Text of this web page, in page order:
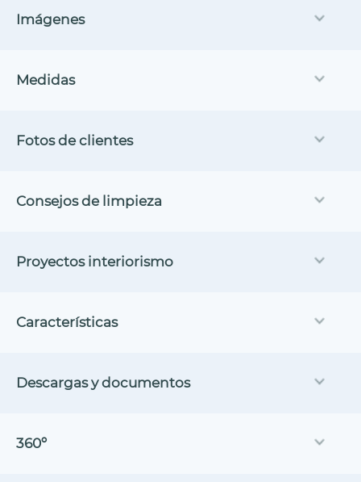
Imágenes
Medidas
Fotos de clientes
Consejos de limpieza
Proyectos interiorismo
Características
Descargas y documentos
360º